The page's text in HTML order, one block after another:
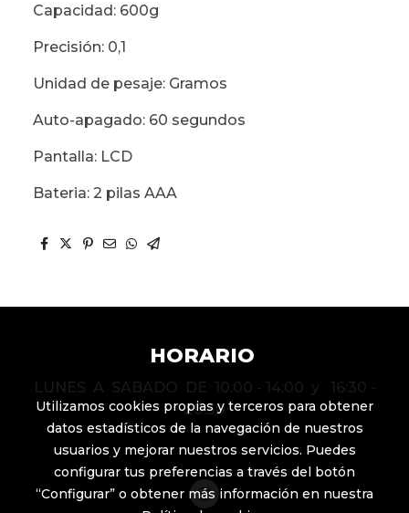
Capacidad: 600g
Precisión: 0,1
Unidad de pesaje: Gramos
Auto-apagado: 60 segundos
Pantalla: LCD
Bateria: 2 pilas AAA
HORARIO
LUNES A SABADO DE 10:00 - 14:00 y 16:30 -
20:30
Utilizamos cookies propias y terceros para obtener
datos estadísticos de la navegación de nuestros
usuarios y mejorar nuestros servicios. Puedes
configurar tus preferencias a través del botón
“Configurar” o obtener más información en nuestra